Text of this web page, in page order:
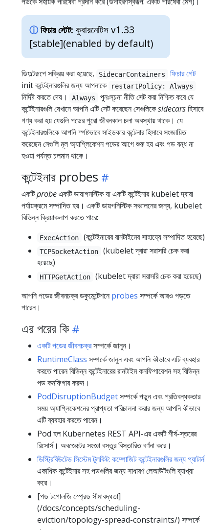
ফিচার স্টেট: কুবারনেটিস v1.33
[stable](enabled by default)
ডিফল্টরূপে সক্রিয় করা হয়েছে, SidecarContainers
ফিচার গেট
init কন্টেইনারগুলির জন্য আপনাকে
restartPolicy: Always
নির্দিষ্ট করতে দেয়। Always
পুনঃসূচনা নীতি সেট করা নিশ্চিত করে যে
কন্টেইনারগুলি যেখানে আপনি এটি সেট করেছেন সেগুলিকেsidecarsহিসাবে
গণ্য করা হয় যেগুলি পডের পুরো জীবনকাল চলা অবস্থায় থাকে। যে
কন্টেইনারগুলিকে আপনি স্পষ্টভাবে সাইডকার কন্টেনার হিসাবে সংজ্ঞায়িত
করেছেন সেগুলি মূল অ্যাপ্লিকেশন পডের আগে শুরু হয় এবং পড বন্ধ না
হওয়া পর্যন্ত চলমান থাকে।
কন্টেইনার probes
একটিprobeএকটি ডায়াগনস্টিক যা একটি কন্টেইনার kubelet দ্বারা
পর্যায়ক্রমে সম্পাদিত হয়। একটি ডায়গনিস্টিক সঞ্চালনের জন্য, kubelet
বিভিন্ন ক্রিয়াকলাপ করতে পারে:
ExecAction (কন্টেইনারের রানটাইমের সাহায্যে সম্পাদিত হয়েছে)
TCPSocketAction
(kubelet দ্বারা সরাসরি চেক করা
হয়েছে)
HTTPGetAction
(kubelet দ্বারা সরাসরি চেক করা হয়েছে)
আপনি পডের জীবনচক্র ডকুমেন্টেশনে probes সম্পর্কে আরও পড়তে
পারেন।
এর পরের কি
একটি পডের জীবনচক্রসম্পর্কে জানুন।
RuntimeClass সম্পর্কে জানুন এবং আপনি কীভাবে এটি ব্যবহার
করতে পারেন বিভিন্ন কন্টেইনারের রানটাইম কনফিগারেশন সহ বিভিন্ন
পড কনফিগার করুন।
PodDisruptionBudgetসম্পর্কে পড়ুন এবং প্রতিবন্ধকতার
সময় অ্যাপ্লিকেশনের প্রাপ্যতা পরিচালনা করার জন্য আপনি কীভাবে
এটি ব্যবহার করতে পারেন।
Pod হল Kubernetes REST API-এর একটি শীর্ষ-স্তরের
রিসোর্স। অবজেক্টের সংজ্ঞা বস্তুর বিস্তারিত বর্ণনা করে।
ডিস্ট্রিবিউটেড সিস্টেম টুলকিট: কম্পোজিট কন্টেইনারগুলির জন্য প্যাটার্ন
একাধিক কন্টেইনার সহ পডগুলির জন্য সাধারণ লেআউটগুলি ব্যাখ্যা
করে।
[পড টপোলজি স্প্রেড সীমাবদ্ধতা]
(/docs/concepts/scheduling-
eviction/topology-spread-constraints/) সম্পর্কে